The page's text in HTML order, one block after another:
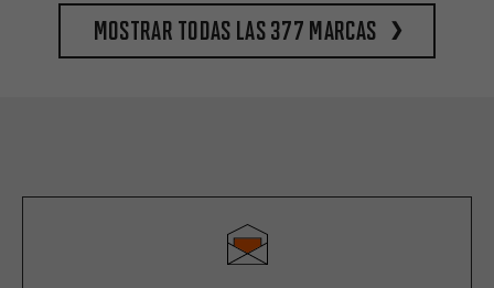
Mostrar todas las 377 marcas